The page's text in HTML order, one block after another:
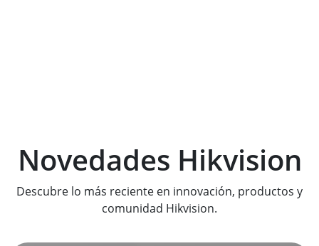
Novedades Hikvision
Descubre lo más reciente en innovación, productos y
comunidad Hikvision.